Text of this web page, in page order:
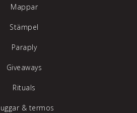
Mappar
Stämpel
Paraply
Giveaways
Rituals
& termos